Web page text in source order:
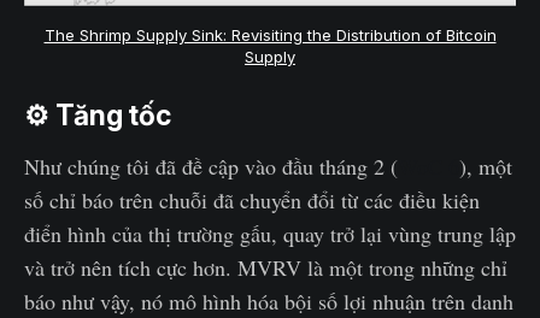
The Shrimp Supply Sink: Revisiting the Distribution of Bitcoin
Supply
⚙️ Tăng tốc
Như chúng tôi đã đề cập vào đầu tháng 2 (
), một
số chỉ báo trên chuỗi đã chuyển đổi từ các điều kiện
điển hình của thị trường gấu, quay trở lại vùng trung lập
và trở nên tích cực hơn. MVRV là một trong những chỉ
báo như vậy, nó mô hình hóa bội số lợi nhuận trên danh